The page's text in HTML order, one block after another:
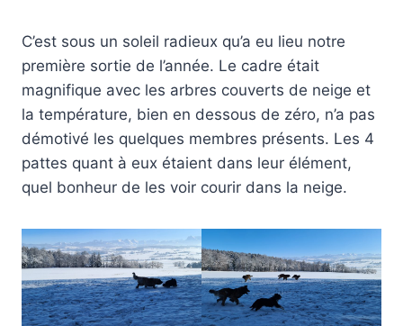
C’est sous un soleil radieux qu’a eu lieu notre
première sortie de l’année. Le cadre était
magnifique avec les arbres couverts de neige et
la température, bien en dessous de zéro, n’a pas
démotivé les quelques membres présents. Les 4
pattes quant à eux étaient dans leur élément,
quel bonheur de les voir courir dans la neige.